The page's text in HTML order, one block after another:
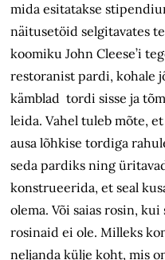
mida esitatakse
näitusetöid selgitavates
koomiku John Cleese’i
restoranist pardi, kohale
kämblad tordi sisse ja
leida. Vahel tuleb mõte,
ausa lõhkise tordiga
seda pardiks ning
konstrueerida, et seal
olema. Või saias rosin,
rosinaid ei ole. Milleks
neljanda külje koht, mis